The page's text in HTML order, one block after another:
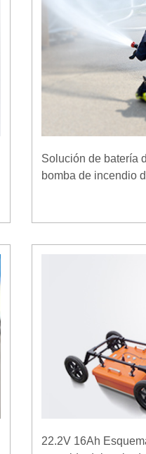
Solución de batería
bomba de incendio
22.2V 16Ah